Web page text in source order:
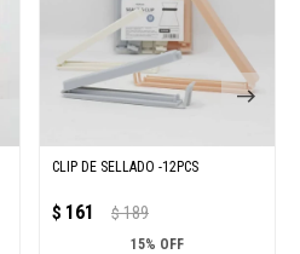
CLIP DE SELLADO -12PCS
$ 161 $ 189
15% OFF